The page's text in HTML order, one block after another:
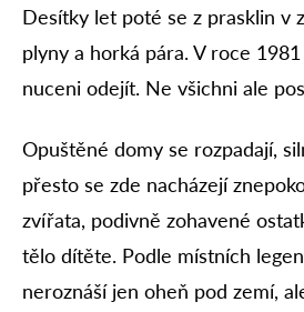
Desítky let poté se z prasklin v
plyny a horká pára. V roce
nuceni odejít. Ne všichni ale
Opuštěné domy se rozpadají,
přesto se zde nacházejí
zvířata, podivně zohavené
tělo dítěte. Podle místních
neroznáší jen oheň pod zemí,